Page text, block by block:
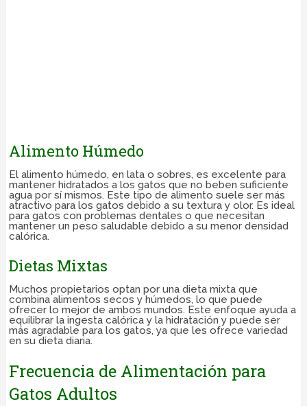
Alimento Húmedo
El alimento húmedo, en lata o sobres, es excelente para
mantener hidratados a los gatos que no beben suficiente
agua por sí mismos. Este tipo de alimento suele ser más
atractivo para los gatos debido a su textura y olor. Es ideal
para gatos con problemas dentales o que necesitan
mantener un peso saludable debido a su menor densidad
calórica.
Dietas Mixtas
Muchos propietarios optan por una dieta mixta que
combina alimentos secos y húmedos, lo que puede
ofrecer lo mejor de ambos mundos. Este enfoque ayuda a
equilibrar la ingesta calórica y la hidratación y puede ser
más agradable para los gatos, ya que les ofrece variedad
en su dieta diaria.
Frecuencia de Alimentación para
Gatos Adultos